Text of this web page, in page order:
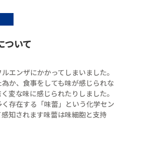
ついて
エンザにかかってしまいました。
か、食事をしても味が感じられな
変な味に感じられたりしました。
存在する「味蕾」という化学セン
知されます味蕾は味細胞と支持